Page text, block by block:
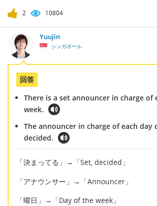
2 10804
Yuujin
シンガポール
回答
There is a set announcer in charge of
week.
The announcer in charge of each day
decided.
「決まってる」→「Set, decided」
「アナウンサー」→「Announcer」
「曜日」→「Day of the week」